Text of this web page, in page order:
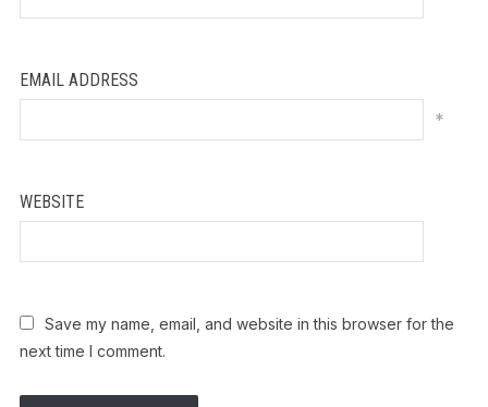
EMAIL ADDRESS
*
WEBSITE
Save my name, email, and website in this browser for the
next time I comment.